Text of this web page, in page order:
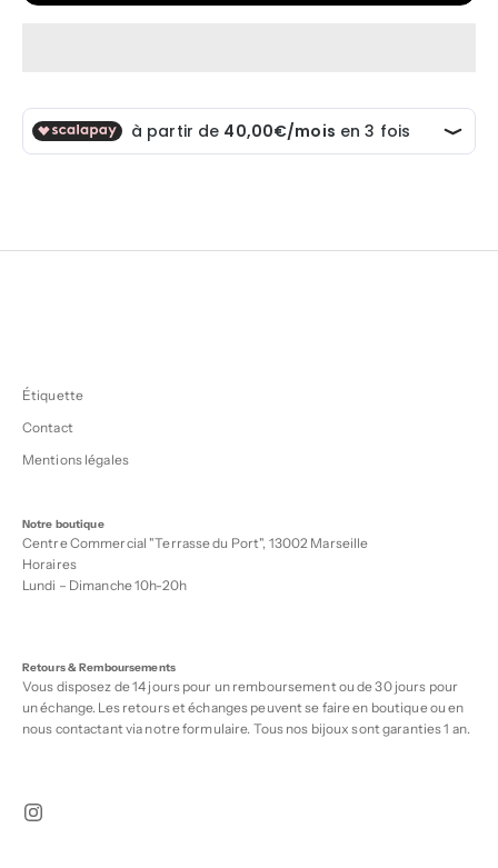
Étiquette
Contact
Mentions légales
Notre boutique
Centre Commercial "Terrasse du Port", 13002 Marseille
Horaires
Lundi – Dimanche 10h-20h
Retours & Remboursements
Vous disposez de 14 jours pour un remboursement ou de 30 jours pour
un échange. Les retours et échanges peuvent se faire en boutique ou en
nous contactant via notreformulaire. Tous nos bijoux sont garanties 1 an.